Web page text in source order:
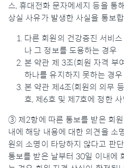
스, 휴대전화 문자메세지 등을 통
상실 사유가 발생한 사실을 통보
다른 회원의 건강증진 서비
나 그 정보를 도용하는 경우
본 약관 제 3조(회원 자격 부
하나를 유지하지 못하는 경우
본 약관 제4조(회원의 의무
호, 제6호 및 제7호에 정한
③ 제2항에 따른 통보를 받은 회
내에 해당 내용에 대한 의견을 소
원의 소명이 타당하지 않다고 판
통보를 받은 날부터 30일 이내에